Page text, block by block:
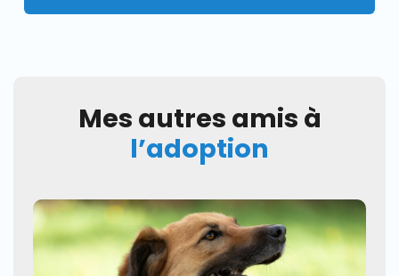
Mes autres amis à
l’adoption